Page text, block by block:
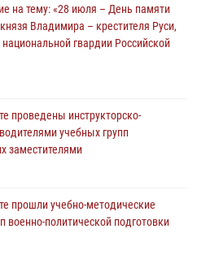
на тему: «28 июля – День памяти
Владимира – крестителя Руси,
гвардии Российской
проведены инструкторско-
учебных групп
заместителями
прошли учебно-методические
военно-политической подготовки